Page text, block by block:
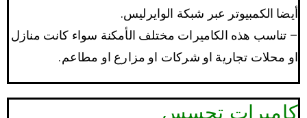
أيضا الكمبيوتر عبر شبكة الوايرليس.
– تناسب هذه الكاميرات مختلف الأمكنة سواء كانت منازل
او محلات تجارية او شركات او مزارع او مطاعم.
كاميرات تجسس